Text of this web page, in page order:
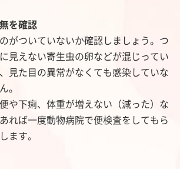
を確認
がついていないか確認しましょう。つ
見えない寄生虫の卵などが混じってい
見た目の異常がなくても感染していな
。
や下痢、体重が増えない（減った）な
れば一度動物病院で便検査をしてもら
ます。